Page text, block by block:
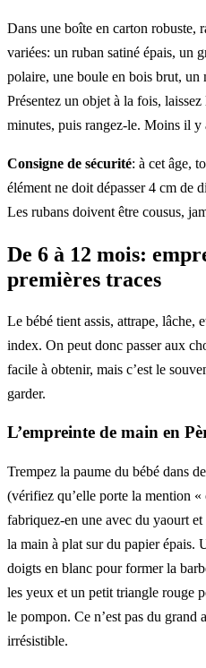
Dans une boîte en carton robuste,
variées: un ruban satiné épais, un
polaire, une boule en bois brut, un
Présentez un objet à la fois,
minutes, puis rangez-le. Moins il y
Consigne de sécurité: à cet âge,
élément ne doit dépasser 4 cm de
Les rubans doivent être cousus,
De 6 à 12 mois:
premières traces
Le bébé tient assis, attrape, lâche,
index. On peut donc passer aux
facile à obtenir, mais c’est le
garder.
L’empreinte de main en
Trempez la paume du bébé dans
(vérifiez qu’elle porte la mention
fabriquez-en une avec du yaourt
la main à plat sur du papier épais.
doigts en blanc pour former la
les yeux et un petit triangle rouge
le pompon. Ce n’est pas du grand
irrésistible.